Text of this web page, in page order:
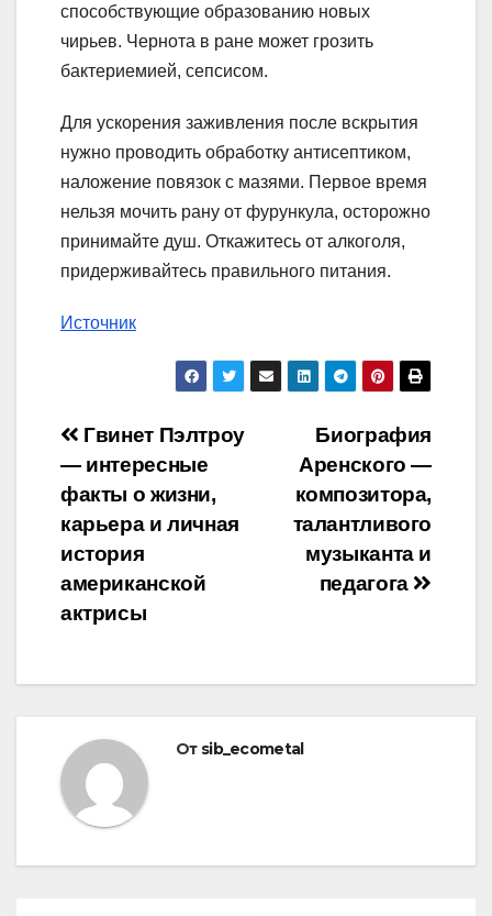
способствующие образованию новых
чирьев. Чернота в ране может грозить
бактериемией, сепсисом.
Для ускорения заживления после вскрытия
нужно проводить обработку антисептиком,
наложение повязок с мазями. Первое время
нельзя мочить рану от фурункула, осторожно
принимайте душ. Откажитесь от алкоголя,
придерживайтесь правильного питания.
Источник
Навигация
по
записям
Биография
Аренского —
композитора,
талантливого
музыканта и
педагога
Гвинет Пэлтроу
— интересные
факты о жизни,
карьера и личная
история
американской
актрисы
От sib_ecometal